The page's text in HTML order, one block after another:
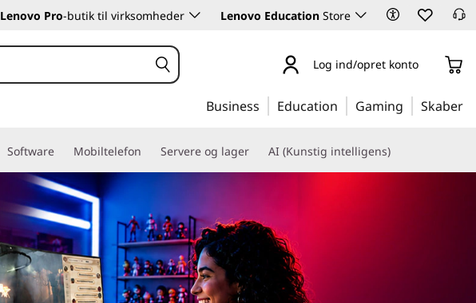
Lenovo Pro-butik til virksomheder Lenovo Education Store
Log ind/opret konto
Business Education Gaming Skaber
Software Mobiltelefon Servere og lager AI (Kunstig intelligens)